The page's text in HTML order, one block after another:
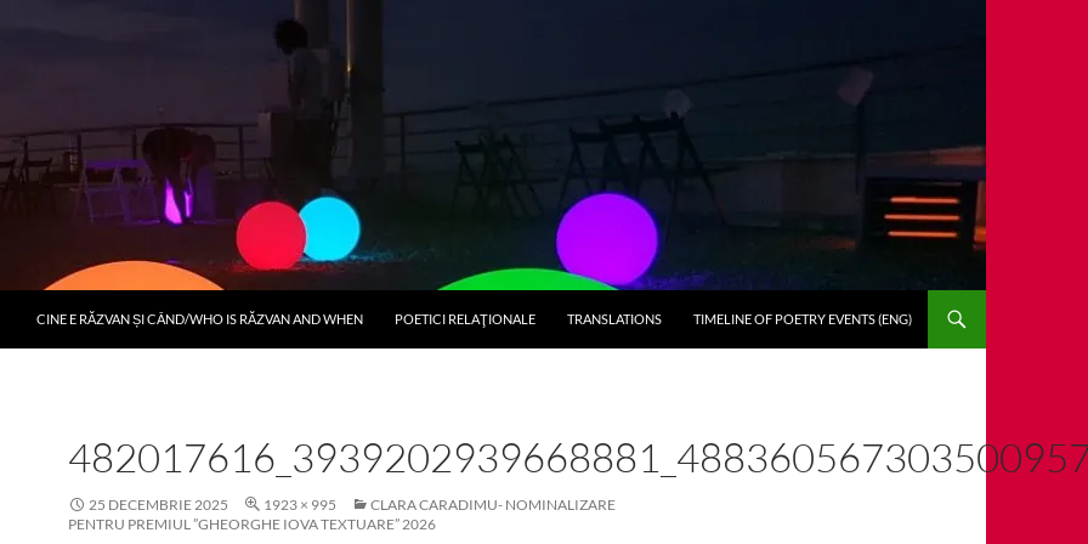
CINE E RĂZVAN ȘI CÂND/WHO IS RĂZVAN AND WHEN POETICI RELAŢIONALE TRANSLATIONS TIMELINE OF POETRY EVENTS (ENG)
25 DECEMBRIE 2025 1923 × 995
CLARA CARADIMU- NOMINALIZARE
PENTRU PREMIUL ”GHEORGHE IOVA TEXTUARE” 2026